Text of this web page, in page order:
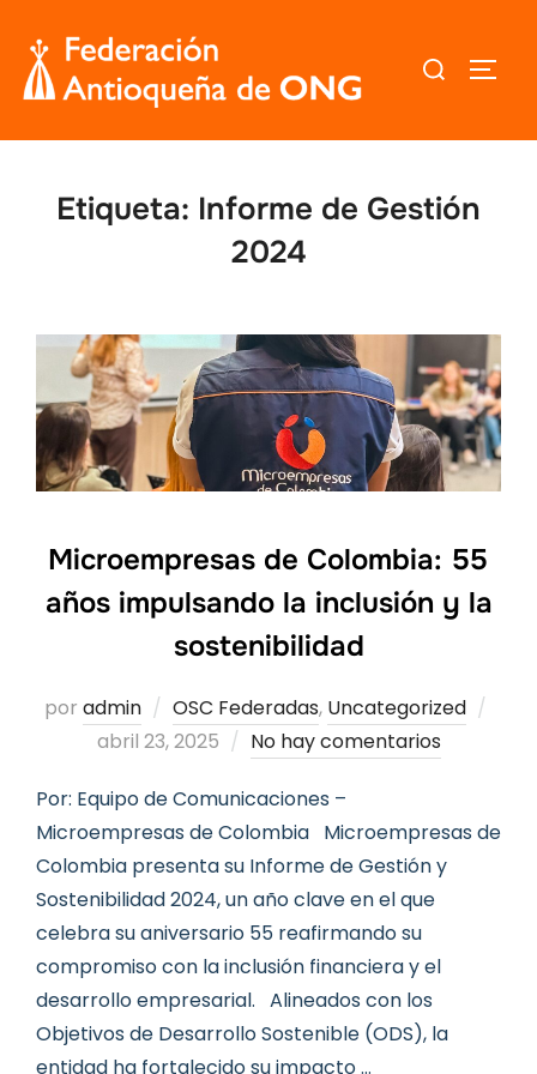
contenido
Buscar:
Etiqueta: Informe de Gestión
2024
Microempresas de Colombia: 55
años impulsando la inclusión y la
sostenibilidad
por admin OSC Federadas, Uncategorized
abril 23, 2025 No hay comentarios
Por: Equipo de Comunicaciones –
Microempresas de Colombia Microempresas de
Colombia presenta su Informe de Gestión y
Sostenibilidad 2024, un año clave en el que
celebra su aniversario 55 reafirmando su
compromiso con la inclusión financiera y el
desarrollo empresarial. Alineados con los
Objetivos de Desarrollo Sostenible (ODS), la
entidad ha fortalecido su impacto …